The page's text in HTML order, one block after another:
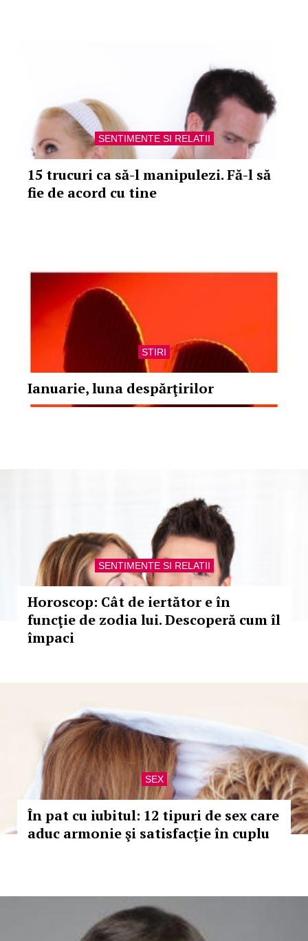
SENTIMENTE SI RELATII
15 trucuri ca să-l manipulezi. Fă-l să
fie de acord cu tine
STIRI
Ianuarie, luna despărţirilor
SENTIMENTE SI RELATII
Horoscop: Cât de iertător e în
funcţie de zodia lui. Descoperă cum îl
împaci
SEX
În pat cu iubitul: 12 tipuri de sex care
aduc armonie şi satisfacţie în cuplu